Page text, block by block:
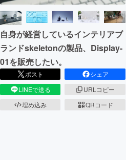
ビジネス・起業
まちづくり・地域活性化
CAMPFIRE for Social Good
CAMPFIREふるさと納税
自身が経営しているインテリアブ
ランドskeletonの製品、Display-
01を販売したい。
ポスト
シェア
LINEで送る
URLコピー
埋め込み
QRコード